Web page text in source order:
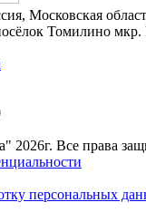
, Московская
Томилино мкр.
2026г. Все права
персональных